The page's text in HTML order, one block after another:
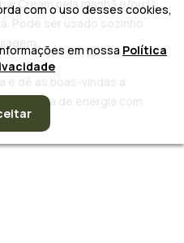
Creampela manhã e/ou
Pode ser usado sozinho
e dê as boas-vindas a
e cheia de energia com
!
com o uso desses cookies,
em nossa Política